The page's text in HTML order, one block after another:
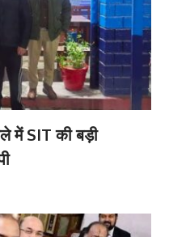
में SIT की बड़ी